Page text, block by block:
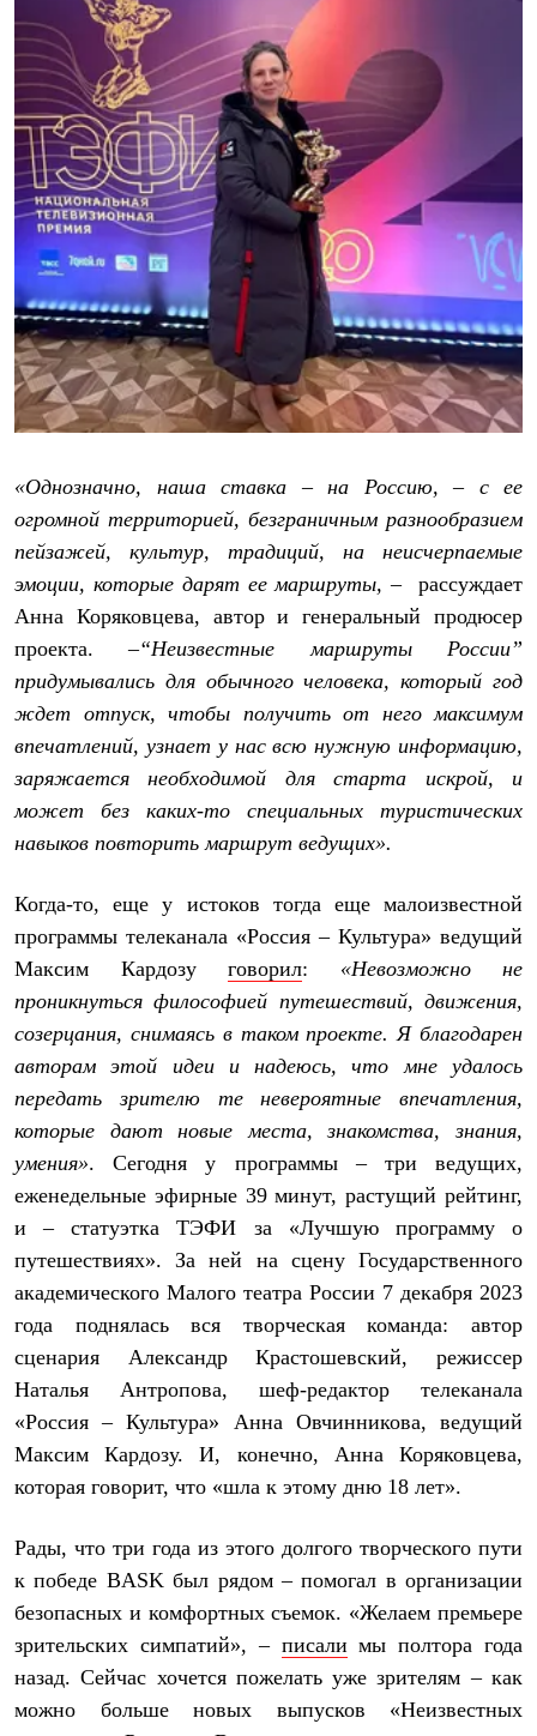
Штормовая одежда
Куртки
Софтшелл одежда
Куртки
Брюки
Лёгкая одежда
Рубашки
Футболки
Толстовки
Брюки
Термобелье
Теплое термобелье
Среднее термобелье
Легкое термобелье
Флисовая одежда
Куртки
Брюки
Детская одежда
Утепленная пухом
Комбинезоны
Брюки
Утепленная синтетикой
Комбинезоны
Куртки
Лёгкая одежда
Футболки
Толстовки
Брюки
Софтшелл одежда
Куртки
Флисовая одежда
Куртки
Брюки
Жилеты
Термобелье
Снаряжение
Палатки и тенты
Палатки
Тенты
Аксессуары для палаток
Рюкзаки
Экспедиционные
Альпинистские
Городские
Аксессуары для рюкзаков
Спальные мешки
Пуховые
Комбинированные
С синтетическим утеплителем
Аксессуары для спальников
Сумки и баулы
Кошельки
Сумки
Гермомешки
Полезные аксессуары
Книги
Еда
Обувь
Женская обувь
Мужская обувь
Ботинки
Кроссовки
Сапоги
Гамаши и бахилы
Бахилы
Тапочки и чуни
«Однозначно, наша ставка – на Россию, – с ее
огромной территорией, безграничным разнообразием
пейзажей, культур, традиций, на неисчерпаемые
эмоции, которые дарят ее маршруты,– рассуждает
Анна Коряковцева, автор и генеральный продюсер
проекта.–“Неизвестные маршруты России”
придумывались для обычного человека, который год
ждет отпуск, чтобы получить от него максимум
впечатлений, узнает у нас всю нужную информацию,
заряжается необходимой для старта искрой, и
может без каких-то специальных туристических
навыков повторить маршрут ведущих».
Когда-то, еще у истоков тогда еще малоизвестной
программы телеканала «Россия – Культура» ведущий
Максим Кардозу говорил: «Невозможно не
проникнуться философией путешествий, движения,
созерцания, снимаясь в таком проекте. Я благодарен
авторам этой идеи и надеюсь, что мне удалось
передать зрителю те невероятные впечатления,
которые дают новые места, знакомства, знания,
умения». Сегодня у программы – три ведущих,
еженедельные эфирные 39 минут, растущий рейтинг,
и – статуэтка ТЭФИ за «Лучшую программу о
путешествиях». За ней на сцену Государственного
академического Малого театра России 7 декабря 2023
года поднялась вся творческая команда: автор
сценария Александр Крастошевский, режиссер
Наталья Антропова, шеф-редактор телеканала
«Россия – Культура» Анна Овчинникова, ведущий
Максим Кардозу. И, конечно, Анна Коряковцева,
которая говорит, что «шла к этому дню 18 лет».
Рады, что три года из этого долгого творческого пути
к победе BASK был рядом – помогал в организации
безопасных и комфортных съемок. «Желаем премьере
зрительских симпатий», – писали мы полтора года
назад. Сейчас хочется пожелать уже зрителям – как
можно больше новых выпусков «Неизвестных